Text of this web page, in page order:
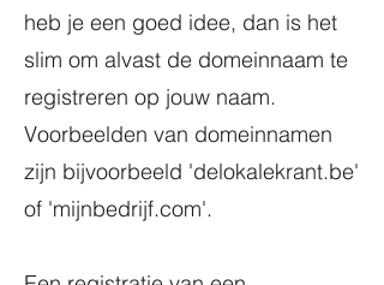
heb je een goed idee, dan is het
slim om alvast de domeinnaam te
registreren op jouw naam.
Voorbeelden van domeinnamen
zijn bijvoorbeeld 'delokalekrant.be'
of 'mijnbedrijf.com'.